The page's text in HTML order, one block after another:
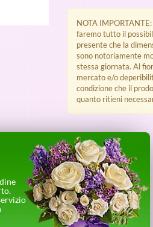
NOTA
faremo tutto il
presente che la
sono notoriamente
stessa giornata. Al
mercato e/o
condizione che il
quanto ritieni